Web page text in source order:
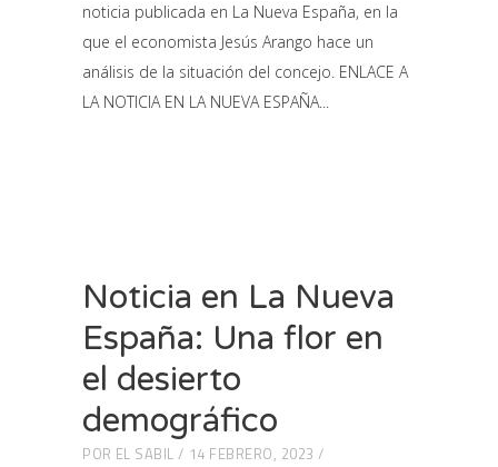
noticia publicada en La Nueva España, en la
que el economista Jesús Arango hace un
análisis de la situación del concejo. ENLACE A
LA NOTICIA EN LA NUEVA ESPAÑA
Noticia en La Nueva
España: Una flor en
el desierto
demográfico
POR EL SABIL
14 FEBRERO, 2023